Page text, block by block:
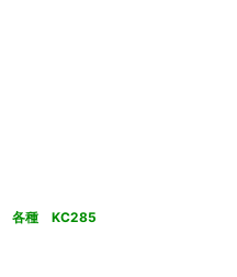
各種 KC285